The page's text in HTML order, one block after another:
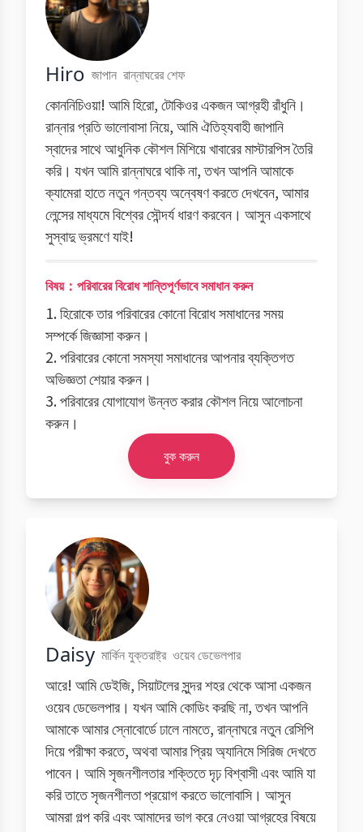
Hiro জাপান রান্নাঘরের শেফ
কোননিচিওয়া! আমি হিরো, টোকিওর একজন আগ্রহী রাঁধুনি।
রান্নার প্রতি ভালোবাসা নিয়ে, আমি ঐতিহ্যবাহী জাপানি
স্বাদের সাথে আধুনিক কৌশল মিশিয়ে খাবারের মাস্টারপিস তৈরি
করি। যখন আমি রান্নাঘরে থাকি না, তখন আপনি আমাকে
ক্যামেরা হাতে নতুন গন্তব্য অন্বেষণ করতে দেখবেন, আমার
লেন্সের মাধ্যমে বিশ্বের সৌন্দর্য ধারণ করবেন। আসুন একসাথে
সুস্বাদু ভ্রমণে যাই!
বিষয়：পরিবারের বিরোধ শান্তিপূর্ণভাবে সমাধান করুন
1. হিরোকে তার পরিবারের কোনো বিরোধ সমাধানের সময়
সম্পর্কে জিজ্ঞাসা করুন।
2. পরিবারের কোনো সমস্যা সমাধানের আপনার ব্যক্তিগত
অভিজ্ঞতা শেয়ার করুন।
3. পরিবারের যোগাযোগ উন্নত করার কৌশল নিয়ে আলোচনা
করুন।
বুক করুন
Daisy মার্কিন যুক্তরাষ্ট্র ওয়েব ডেভেলপার
আরে! আমি ডেইজি, সিয়াটলের সুন্দর শহর থেকে আসা একজন
ওয়েব ডেভেলপার। যখন আমি কোডিং করছি না, তখন আপনি
আমাকে আমার স্নোবোর্ডে ঢালে নামতে, রান্নাঘরে নতুন রেসিপি
দিয়ে পরীক্ষা করতে, অথবা আমার প্রিয় অ্যানিমে সিরিজ দেখতে
পাবেন। আমি সৃজনশীলতার শক্তিতে দৃঢ় বিশ্বাসী এবং আমি যা
করি তাতে সৃজনশীলতা প্রয়োগ করতে ভালোবাসি। আসুন
আমরা গল্প করি এবং আমাদের ভাগ করে নেওয়া আগ্রহের বিষয়ে